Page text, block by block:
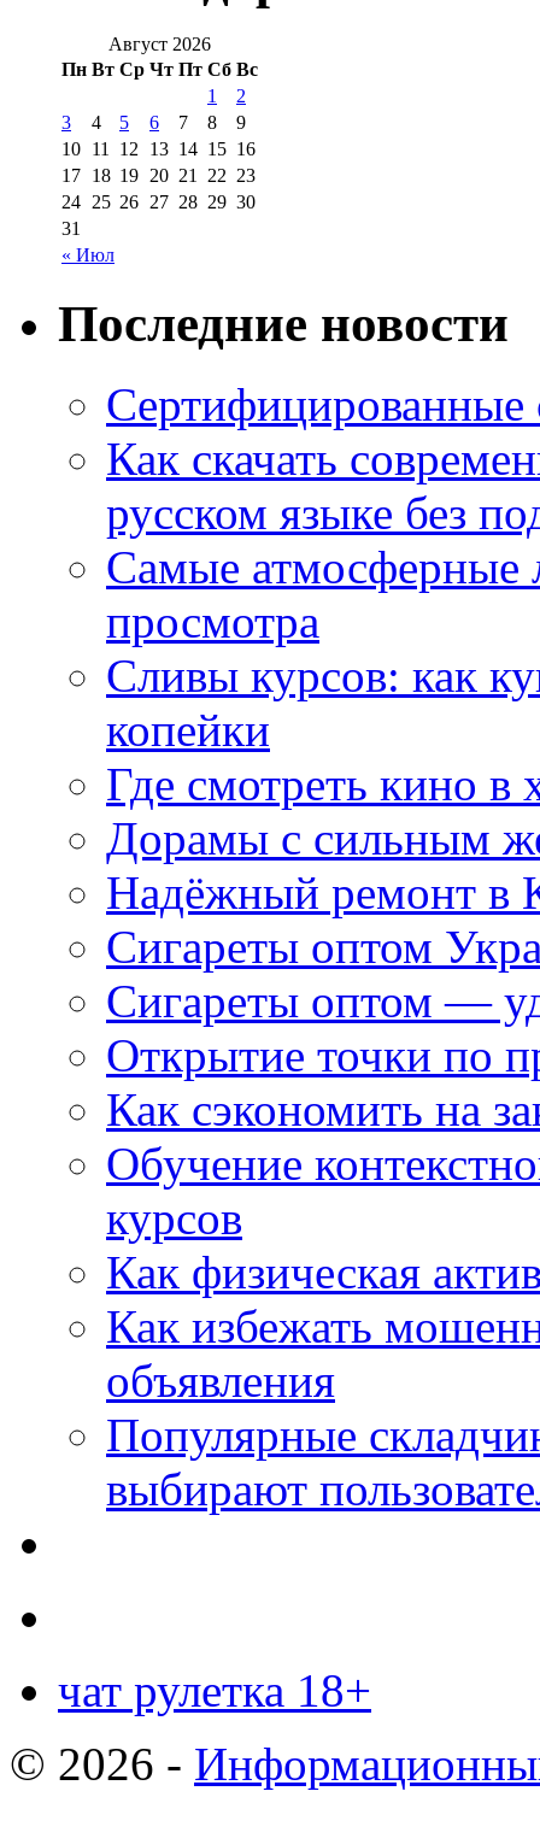
Август 2026
Пн Вт Ср Чт Пт Сб Вс
« Июл
1
2
3
4 5 6 7 8
9
10 11 12 13 14 15 16
17 18 19 20 21 22 23
24 25 26 27 28 29 30
31
Последние новости
Как скачать
русском языке без
Самые атмосферные
просмотра
Сливы курсов: как
копейки
Где смотреть кино в
Дорамы с сильным
Надёжный ремонт в
Сигареты оптом
Сигареты оптом —
Открытие точки по
Как сэкономить на
Обучение
курсов
Как физическая
Как избежать
объявления
Популярные
выбирают
чат рулетка 18+
© 2026 -